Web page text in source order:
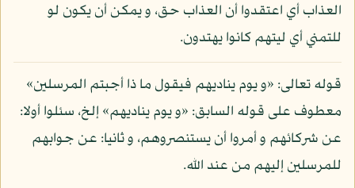
العذاب أي اعتقدوا أن العذاب حق، و يمكن أن يكون لو
للتمني أي ليتهم كانوا يهتدون.
قوله تعالى: «و يوم يناديهم فيقول ما ذا أجبتم المرسلين»
معطوف على قوله السابق: «و يوم يناديهم» إلخ، سئلوا أولا:
عن شركائهم و أمروا أن يستنصروهم، و ثانيا: عن جوابهم
للمرسلين إليهم من عند الله.